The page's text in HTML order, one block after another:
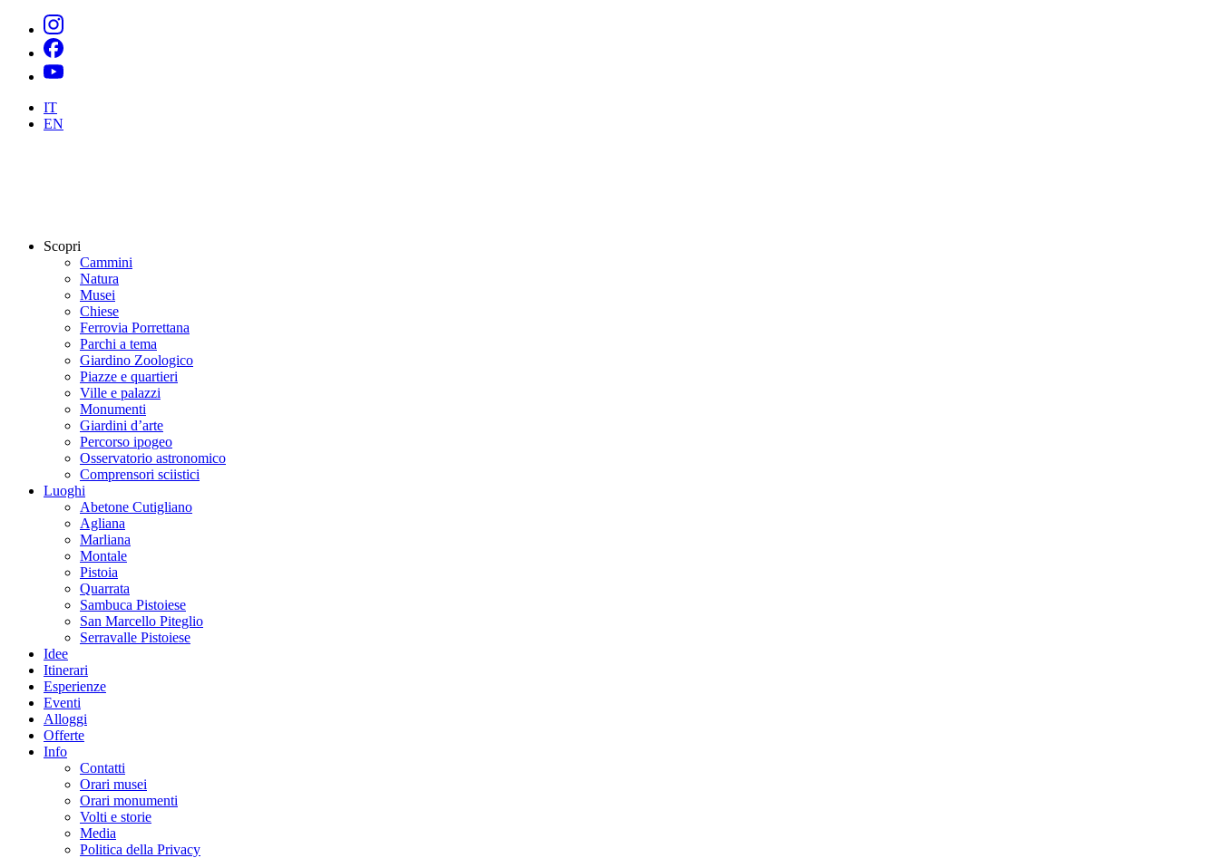
IT
EN
Scopri
Cammini
Natura
Musei
Chiese
Ferrovia Porrettana
Parchi a tema
Giardino Zoologico
Piazze e quartieri
Ville e palazzi
Monumenti
Giardini d’arte
Percorso ipogeo
Osservatorio astronomico
Comprensori sciistici
Luoghi
Abetone Cutigliano
Agliana
Marliana
Montale
Pistoia
Quarrata
Sambuca Pistoiese
San Marcello Piteglio
Serravalle Pistoiese
Idee
Itinerari
Esperienze
Eventi
Alloggi
Offerte
Info
Contatti
Orari musei
Orari monumenti
Volti e storie
Media
Politica della Privacy